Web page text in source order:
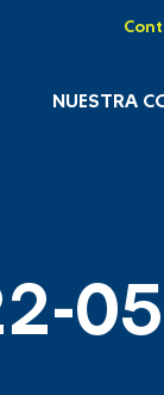
NUESTRA